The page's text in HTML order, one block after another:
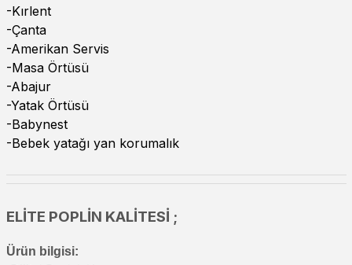
-Kırlent
-Çanta
-Amerikan Servis
-Masa Örtüsü
-Abajur
-Yatak Örtüsü
-Babynest
-Bebek yatağı yan korumalık
ELİTE POPLİN KALİTESİ ;
Ürün bilgisi: